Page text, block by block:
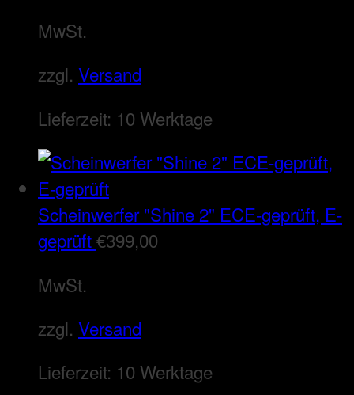
MwSt.
zzgl. Versand
Lieferzeit: 10 Werktage
Scheinwerfer "Shine 2" ECE-geprüft, E-
geprüft€399,00
MwSt.
zzgl. Versand
Lieferzeit: 10 Werktage